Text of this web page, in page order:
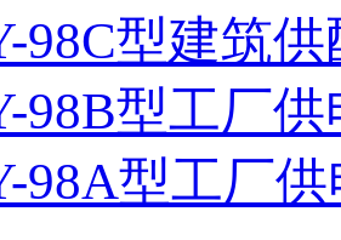
98C型建筑
98B型工厂
98A型工厂